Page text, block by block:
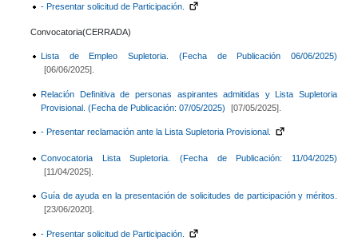
- Presentar solicitud de Participación.
Convocatoria(CERRADA)
Lista de Empleo Supletoria. (Fecha de Publicación 06/06/2025)
[06/06/2025].
Relación Definitiva de personas aspirantes admitidas y Lista Supletoria
Provisional. (Fecha de Publicación: 07/05/2025)
[07/05/2025].
- Presentar reclamación ante la Lista Supletoria Provisional.
Convocatoria Lista Supletoria. (Fecha de Publicación: 11/04/2025)
[11/04/2025].
Guía de ayuda en la presentación de solicitudes de participación y méritos.
[23/06/2020].
- Presentar solicitud de Participación.